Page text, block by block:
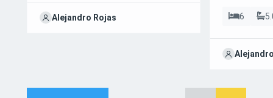
Alejandro Rojas 6